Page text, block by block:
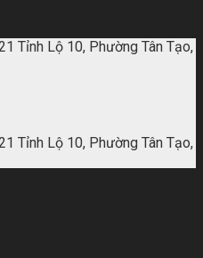
Tỉnh Lộ 10, Phường Tân Tạo,
Tỉnh Lộ 10, Phường Tân Tạo,